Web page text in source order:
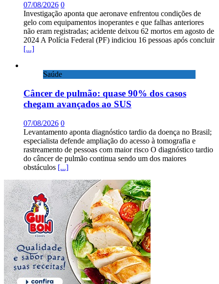
07/08/2026 0
Investigação aponta que aeronave enfrentou condições de
gelo com equipamentos inoperantes e que falhas anteriores
não eram registradas; acidente deixou 62 mortos em agosto de
2024 A Polícia Federal (PF) indiciou 16 pessoas após concluir
[...]
Saúde
Câncer de pulmão: quase 90% dos casos
chegam avançados ao SUS
07/08/2026 0
Levantamento aponta diagnóstico tardio da doença no Brasil;
especialista defende ampliação do acesso à tomografia e
rastreamento de pessoas com maior risco O diagnóstico tardio
do câncer de pulmão continua sendo um dos maiores
obstáculos [...]